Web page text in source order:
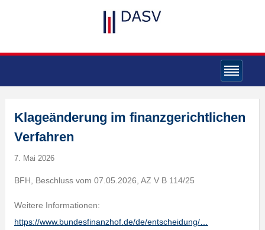
Klageänderung im finanzgerichtlichen
Verfahren
7. Mai 2026
BFH, Beschluss vom 07.05.2026, AZ V B 114/25
Weitere Informationen:
https://www.bundesfinanzhof.de/de/entscheidung/…